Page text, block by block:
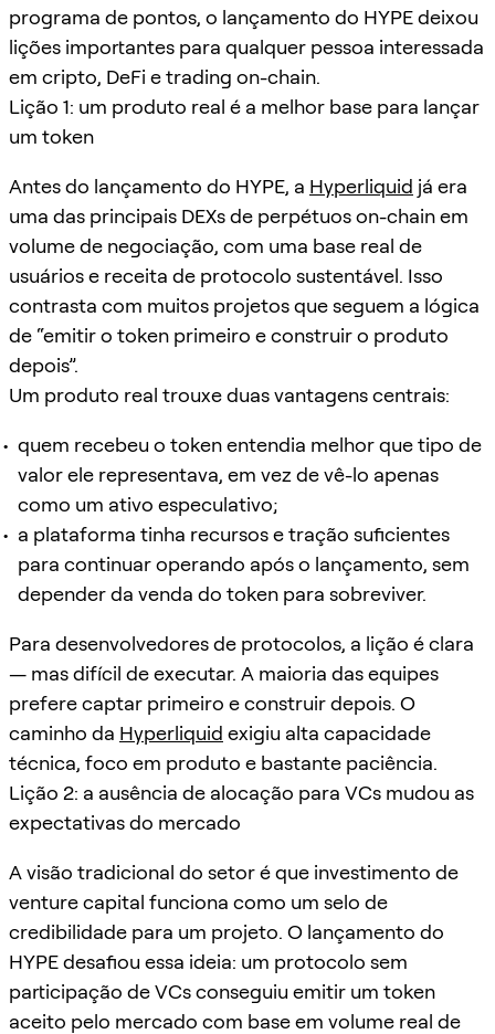
programa de pontos, o lançamento do HYPE deixou
lições importantes para qualquer pessoa interessada
em cripto, DeFi e trading on-chain.
Lição 1: um produto real é a melhor base para lançar
um token
Antes do lançamento do HYPE, a Hyperliquid já era
uma das principais DEXs de perpétuos on-chain em
volume de negociação, com uma base real de
usuários e receita de protocolo sustentável. Isso
contrasta com muitos projetos que seguem a lógica
de “emitir o token primeiro e construir o produto
depois”.
Um produto real trouxe duas vantagens centrais:
quem recebeu o token entendia melhor que tipo de
valor ele representava, em vez de vê-lo apenas
como um ativo especulativo;
a plataforma tinha recursos e tração suficientes
para continuar operando após o lançamento, sem
depender da venda do token para sobreviver.
Para desenvolvedores de protocolos, a lição é clara
— mas difícil de executar. A maioria das equipes
prefere captar primeiro e construir depois. O
caminho da Hyperliquid exigiu alta capacidade
técnica, foco em produto e bastante paciência.
Lição 2: a ausência de alocação para VCs mudou as
expectativas do mercado
A visão tradicional do setor é que investimento de
venture capital funciona como um selo de
credibilidade para um projeto. O lançamento do
HYPE desafiou essa ideia: um protocolo sem
participação de VCs conseguiu emitir um token
aceito pelo mercado com base em volume real de